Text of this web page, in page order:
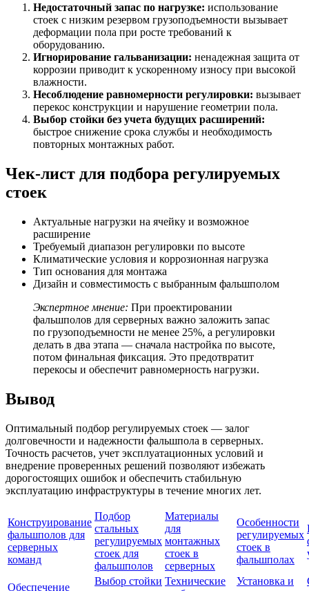
Недостаточный запас по нагрузке: использование
стоек с низким резервом грузоподъемности вызывает
деформации пола при росте требований к
оборудованию.
Игнорирование гальванизации: ненадежная защита от
коррозии приводит к ускоренному износу при высокой
влажности.
Несоблюдение равномерности регулировки: вызывает
перекос конструкции и нарушение геометрии пола.
Выбор стойки без учета будущих расширений:
быстрое снижение срока службы и необходимость
повторных монтажных работ.
Чек-лист для подбора регулируемых
стоек
Актуальные нагрузки на ячейку и возможное
расширение
Требуемый диапазон регулировки по высоте
Климатические условия и коррозионная нагрузка
Тип основания для монтажа
Дизайн и совместимость с выбранным фальшполом
Экспертное мнение: При проектировании
фальшполов для серверных важно заложить запас
по грузоподъемности не менее 25%, а регулировки
делать в два этапа — сначала настройка по высоте,
потом финальная фиксация. Это предотвратит
перекосы и обеспечит равномерность нагрузки.
Вывод
Оптимальный подбор регулируемых стоек — залог
долговечности и надежности фальшпола в серверных.
Точность расчетов, учет эксплуатационных условий и
внедрение проверенных решений позволяют избежать
дорогостоящих ошибок и обеспечить стабильную
эксплуатацию инфраструктуры в течение многих лет.
Конструирование
фальшполов для
серверных
команд
Подбор
стальных
регулируемых
стоек для
фальшполов
Материалы
для
монтажных
стоек в
серверных
Особенности
регулируемых
стоек в
фальшполах
Обеспечение
Выбор стойки Технические
Установка и